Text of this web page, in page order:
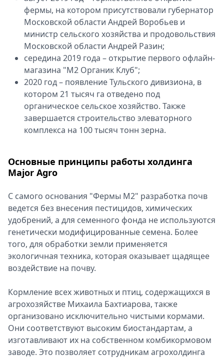
фермы, на котором присутствовали губернатор
Московской области Андрей Воробьев и
министр сельского хозяйства и продовольствия
Московской области Андрей Разин;
середина 2019 года – открытие первого офлайн-
магазина "М2 Органик Клуб";
2020 год – появление Тульского дивизиона, в
котором 21 тысяч га отведено под
органическое сельское хозяйство. Также
завершается строительство элеваторного
комплекса на 100 тысяч тонн зерна.
Основные принципы работы холдинга
Major Agro
С самого основания "Фермы М2" разработка почв
ведется без внесения пестицидов, химических
удобрений, а для семенного фонда не используются
генетически модифицированные семена. Более
того, для обработки земли применяется
экологичная техника, которая оказывает щадящее
воздействие на почву.
Кормление всех животных и птиц, содержащихся в
агрохозяйстве Михаила Бахтиарова, также
организовано исключительно чистыми кормами.
Они соответствуют высоким биостандартам, а
изготавливают их на собственном комбикормовом
заводе. Это позволяет сотрудникам агрохолдинга